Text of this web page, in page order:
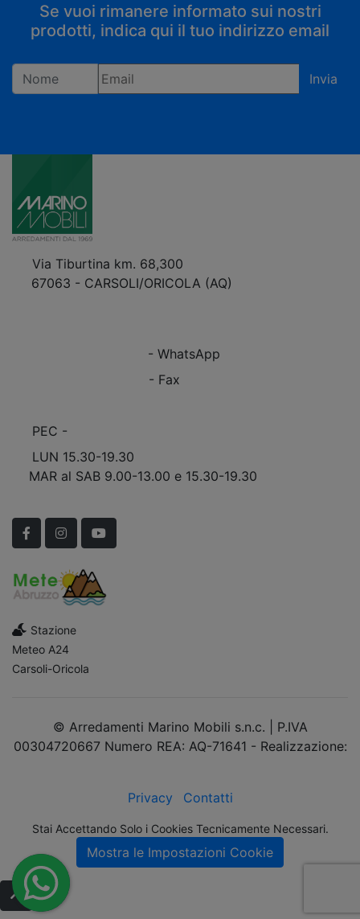
Se vuoi rimanere informato sui nostri
prodotti, indica qui il tuo indirizzo email
Invia
Via Tiburtina km. 68,300
67063 - CARSOLI/ORICOLA (AQ)
- WhatsApp
- Fax
PEC -
LUN 15.30-19.30
MAR al SAB 9.00-13.00 e 15.30-19.30
FacebookInstagramYouTube
Stazione
Meteo A24
Carsoli-Oricola
© Arredamenti Marino Mobili s.n.c. | P.IVA
00304720667 Numero REA: AQ-71641 - Realizzazione:
Privacy
Contatti
Stai Accettando Solo i Cookies Tecnicamente Necessari.
Mostra le Impostazioni Cookie